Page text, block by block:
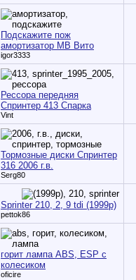
Подскажите пож
амортизатор МВ Вито
igor3333
Рессора передняя
Спринтер 413 Спарка
Vint
Тормозные диски Спринтер
316 2006 г.в.
Serg80
Sprinter 210, 2, 9 tdi (1999р)
pettok86
горит лампа ABS, ESP c
колесиком
oficire